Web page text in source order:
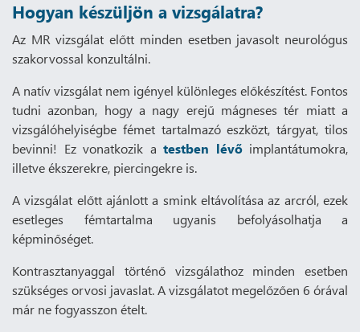
Hogyan készüljön a vizsgálatra?
Az MR vizsgálat előtt minden esetben javasolt neurológus
szakorvossal konzultálni.
A natív vizsgálat nem igényel különleges előkészítést. Fontos
tudni azonban, hogy a nagy erejű mágneses tér miatt a
vizsgálóhelyiségbe fémet tartalmazó eszközt, tárgyat, tilos
bevinni! Ez vonatkozik a testben lévőimplantátumokra,
illetve ékszerekre, piercingekre is.
A vizsgálat előtt ajánlott a smink eltávolítása az arcról, ezek
esetleges fémtartalma ugyanis befolyásolhatja a
képminőséget.
Kontrasztanyaggal történő vizsgálathoz minden esetben
szükséges orvosi javaslat. A vizsgálatot megelőzően 6 órával
már ne fogyasszon ételt.